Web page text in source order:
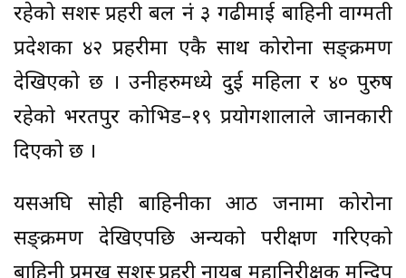
रहेको सशस्त्र प्रहरी बल नं ३ गढीमाई बाहिनी वाग्मती
प्रदेशका ४२ प्रहरीमा एकै साथ कोरोना सङ्क्रमण
देखिएको छ । उनीहरुमध्ये दुई महिला र ४० पुरुष
रहेको भरतपुर कोभिड–१९ प्रयोगशालाले जानकारी
दिएको छ ।
यसअघि सोही बाहिनीका आठ जनामा कोरोना
सङ्क्रमण देखिएपछि अन्यको परीक्षण गरिएको